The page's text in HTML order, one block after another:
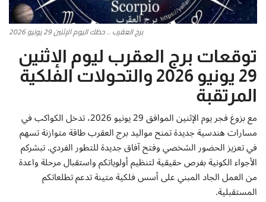
جاليري الفن التشكيلي
من نحن
سياسة الخصوصية
البنود والشروط
رئيس التحرير
إتصل بنا
برج العقرب .. حظك اليوم الإثنين 29 يونيو 2026
توقعات برج العقرب ليوم الإثنين
29 يونيو 2026 والتحولات الفلكية
المرتقبة
مع بزوغ فجر يوم الإثنين الموافق 29 يونيو 2026، تدخل الكواكب في
مسارات هندسية جديدة تمنح مواليد برج العقرب طاقة متوازنة تسهم
في تعزيز الحضور الشخصي وفتح آفاق جديدة للتطور الفردي. تبشركم
الأجواء الكونية بفرص حقيقية لتنظيم أولوياتكم واستقبال مرحلة واعدة
من العمل الجاد المبني على أسس فلكية متينة تدعم تطلعاتكم
المستقبلية.